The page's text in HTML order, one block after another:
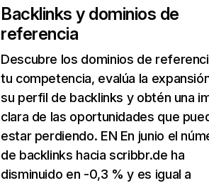
Backlinks y dominios de
referencia
Descubre los dominios de
tu competencia, evalúa la
su perfil de backlinks y obtén una
clara de las oportunidades que
estar perdiendo. EN En junio el
de backlinks hacia scribbr.de ha
disminuido en -0,3 % y es igual a